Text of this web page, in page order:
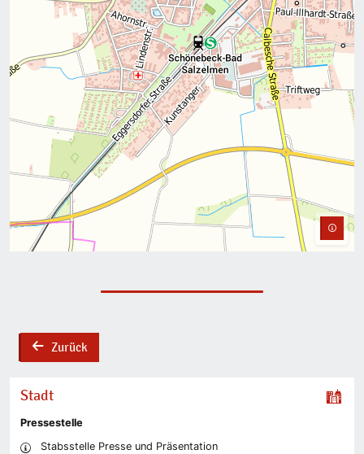
backZurück
Stadt
Pressestelle
Stabsstelle Presse und Präsentation